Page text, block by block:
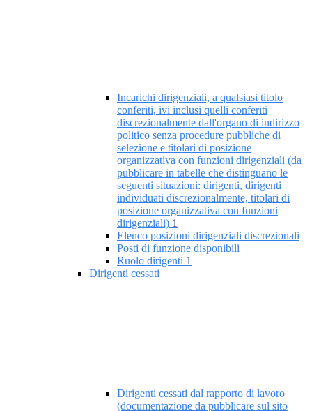
Incarichi dirigenziali, a qualsiasi titolo
conferiti, ivi inclusi quelli conferiti
discrezionalmente dall'organo di indirizzo
politico senza procedure pubbliche di
selezione e titolari di posizione
organizzativa con funzioni dirigenziali (da
pubblicare in tabelle che distinguano le
seguenti situazioni: dirigenti, dirigenti
individuati discrezionalmente, titolari di
posizione organizzativa con funzioni
dirigenziali) 1
Elenco posizioni dirigenziali discrezionali
Posti di funzione disponibili
Ruolo dirigenti 1
Dirigenti cessati
Dirigenti cessati dal rapporto di lavoro
(documentazione da pubblicare sul sito